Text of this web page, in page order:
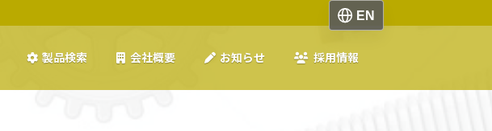
製品検索 会社概要 お知らせ 採用情報